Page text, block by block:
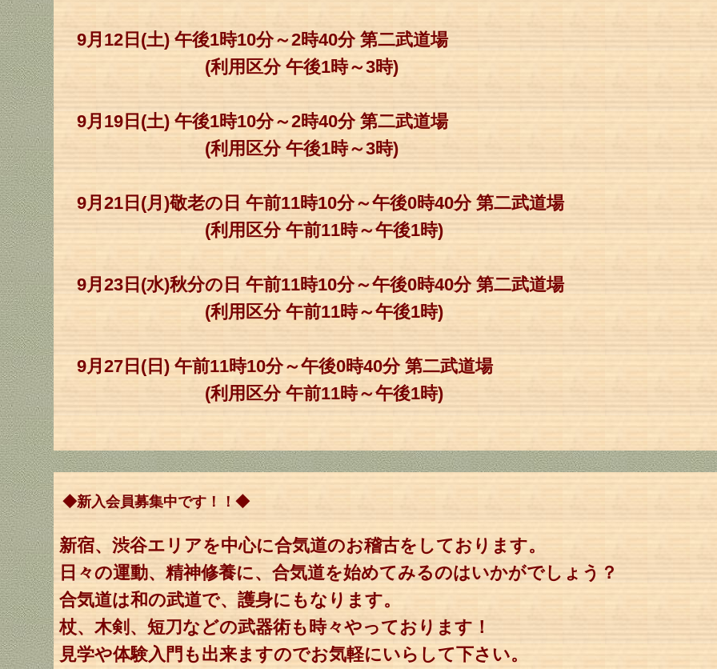
9月12日(土) 午後1時10分～2時40分 第二武道場
(利用区分 午後1時～3時)
9月19日(土) 午後1時10分～2時40分 第二武道場
(利用区分 午後1時～3時)
9月21日(月)敬老の日 午前11時10分～午後0時40分 第二武道場
(利用区分 午前11時～午後1時)
9月23日(水)秋分の日 午前11時10分～午後0時40分 第二武道場
(利用区分 午前11時～午後1時)
9月27日(日) 午前11時10分～午後0時40分 第二武道場
(利用区分 午前11時～午後1時)
◆新入会員募集中です！！◆
新宿、渋谷エリアを中心に合気道のお稽古をしております。
日々の運動、精神修養に、合気道を始めてみるのはいかがでしょう？
合気道は和の武道で、護身にもなります。
杖、木剣、短刀などの武器術も時々やっております！
見学や体験入門も出来ますのでお気軽にいらして下さい。